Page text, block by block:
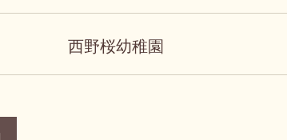
西野桜幼稚園